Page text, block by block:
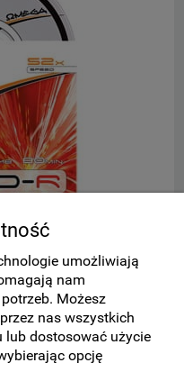
OMEGAumożliwiają
nam
Możesz
nas wszystkich
lub dostosować użycie
opcję